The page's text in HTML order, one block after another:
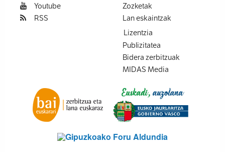
Youtube
RSS
Zozketak
Lan eskaintzak
Lizentzia
Publizitatea
Bidera zerbitzuak
MIDAS Media